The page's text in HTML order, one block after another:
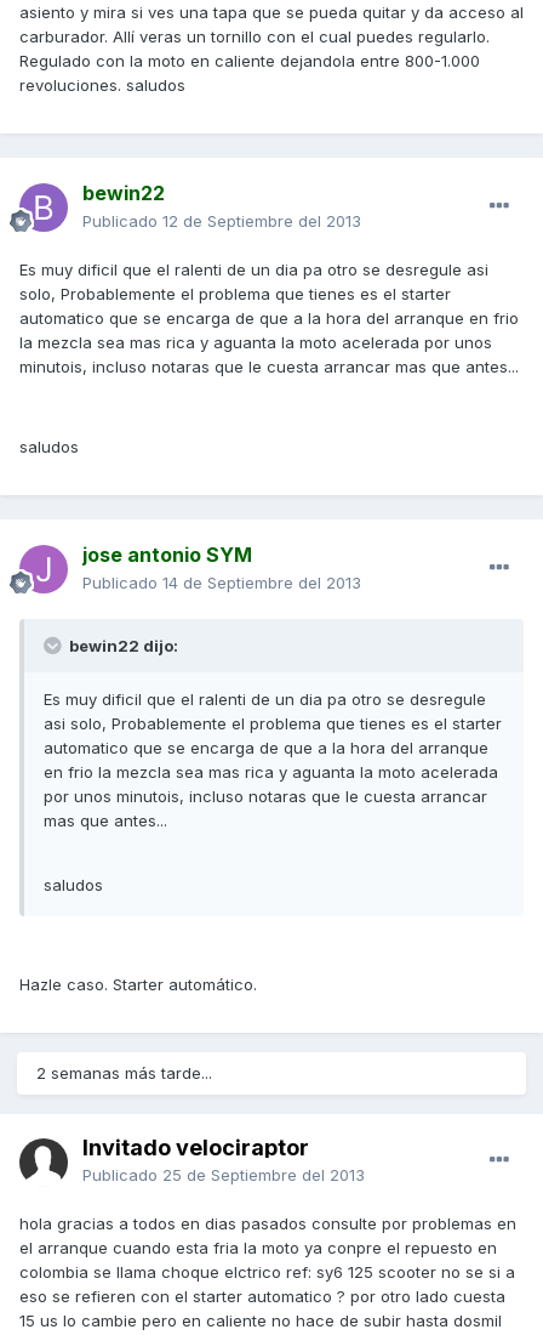
asiento y mira si ves una tapa que se pueda quitar y da acceso al
carburador. Allí veras un tornillo con el cual puedes regularlo.
Regulado con la moto en caliente dejandola entre 800-1.000
revoluciones. saludos
bewin22
Publicado 12 de Septiembre del 2013
Es muy dificil que el ralenti de un dia pa otro se desregule asi
solo, Probablemente el problema que tienes es el starter
automatico que se encarga de que a la hora del arranque en frio
la mezcla sea mas rica y aguanta la moto acelerada por unos
minutois, incluso notaras que le cuesta arrancar mas que antes...
saludos
jose antonio SYM
Publicado 14 de Septiembre del 2013
bewin22 dijo:
Es muy dificil que el ralenti de un dia pa otro se desregule
asi solo, Probablemente el problema que tienes es el starter
automatico que se encarga de que a la hora del arranque
en frio la mezcla sea mas rica y aguanta la moto acelerada
por unos minutois, incluso notaras que le cuesta arrancar
mas que antes...
saludos
Hazle caso. Starter automático.
2 semanas más tarde...
Invitado velociraptor
Publicado 25 de Septiembre del 2013
hola gracias a todos en dias pasados consulte por problemas en
el arranque cuando esta fria la moto ya conpre el repuesto en
colombia se llama choque elctrico ref: sy6 125 scooter no se si a
eso se refieren con el starter automatico ? por otro lado cuesta
15 us lo cambie pero en caliente no hace de subir hasta dosmil